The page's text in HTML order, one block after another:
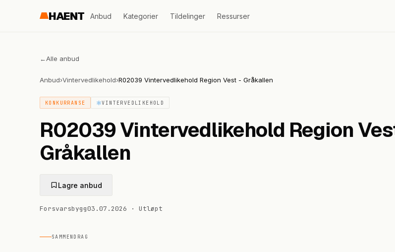
HAENT Anbud Kategorier Tildelinger Ressurser
←Alle anbud
Anbud›Vintervedlikehold›R02039 Vintervedlikehold Region Vest - Gråkallen
KONKURRANSE VINTERVEDLIKEHOLD
R02039 Vintervedlikehold Region
Gråkallen
Lagre anbud
Forsvarsbygg03.07.2026 · Utløpt
SAMMENDRAG